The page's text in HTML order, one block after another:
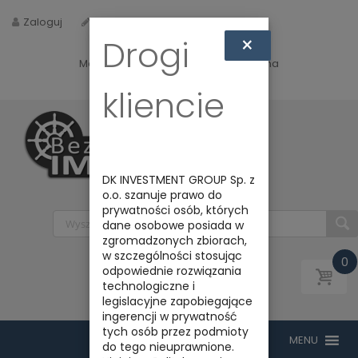
Zaloguj Zarejestruj
Masz jakieś pytania? Napisz do nas na
biuro@bezpiecznyimport.pl
0
Drogi
kliencie
×
DK INVESTMENT GROUP Sp. z
o.o. szanuje prawo do
prywatności osób, których
dane osobowe posiada w
zgromadzonych zbiorach,
w szczególności stosując
odpowiednie rozwiązania
technologiczne i
legislacyjne zapobiegające
ingerencji w prywatność
tych osób przez podmioty
do tego nieuprawnione.